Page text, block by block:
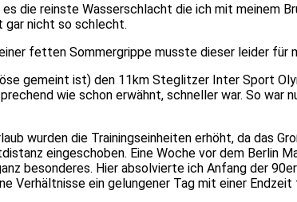
die reinste Wasserschlacht die ich mit meinem
gar nicht so schlecht.
fetten Sommergrippe musste dieser leider für
gemeint ist) den 11km Steglitzer Inter Sport
wie schon erwähnt, schneller war. So war
wurden die Trainingseinheiten erhöht, da das
eingeschoben. Eine Woche vor dem Berlin
besonderes. Hier absolvierte ich Anfang der
ein gelungener Tag mit einer Endzeit